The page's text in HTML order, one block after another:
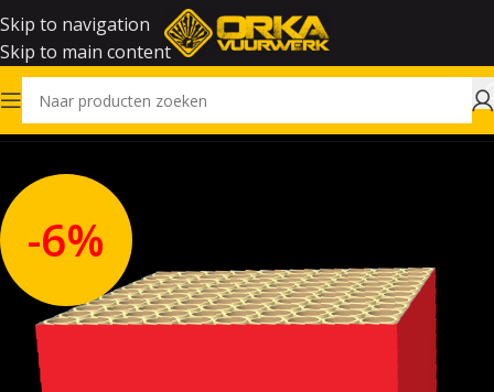
Skip to navigation
Skip to main content
Home Outlet
-6%